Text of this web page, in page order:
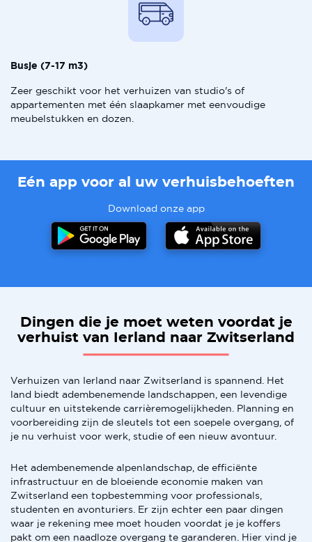
Busje (7-17 m3)
Zeer geschikt voor het verhuizen van studio's of
appartementen met één slaapkamer met eenvoudige
meubelstukken en dozen.
Eén app voor al uw verhuisbehoeften
Download onze app
Dingen die je moet weten voordat je
verhuist van Ierland naar Zwitserland
Verhuizen van Ierland naar Zwitserland is spannend. Het
land biedt adembenemende landschappen, een levendige
cultuur en uitstekende carrièremogelijkheden. Planning en
voorbereiding zijn de sleutels tot een soepele overgang, of
je nu verhuist voor werk, studie of een nieuw avontuur.
Het adembenemende alpenlandschap, de efficiënte
infrastructuur en de bloeiende economie maken van
Zwitserland een topbestemming voor professionals,
studenten en avonturiers. Er zijn echter een paar dingen
waar je rekening mee moet houden voordat je je koffers
pakt om een naadloze overgang te garanderen. Hier vind je